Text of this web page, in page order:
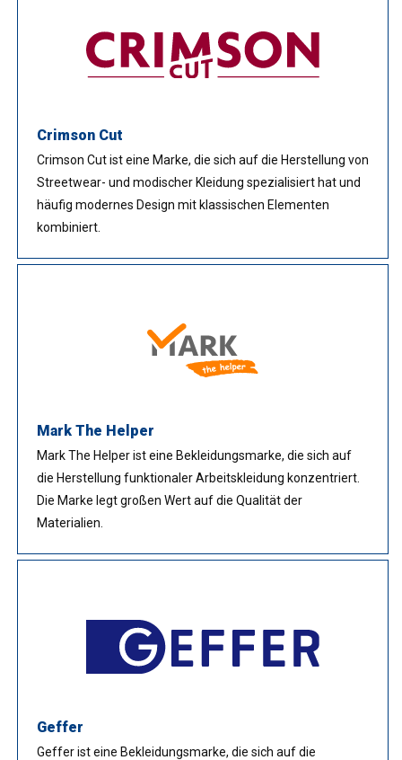
Crimson Cut
Crimson Cut ist eine Marke, die sich auf die Herstellung von
Streetwear- und modischer Kleidung spezialisiert hat und
häufig modernes Design mit klassischen Elementen
kombiniert.
Mark The Helper
Mark The Helper ist eine Bekleidungsmarke, die sich auf
die Herstellung funktionaler Arbeitskleidung konzentriert.
Die Marke legt großen Wert auf die Qualität der
Materialien.
Geffer
Geffer ist eine Bekleidungsmarke, die sich auf die